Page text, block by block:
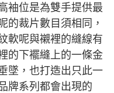
袖位是為雙手提供最
的裁片數目須相同，
軟呢與襯裡的縫線有
的下襬縫上的一條金
墜，也打造出只此一
牌系列都會出現的